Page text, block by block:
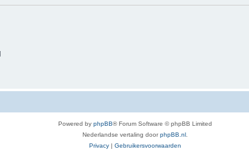
Powered by phpBB® Forum Software © phpBB Limited
Nederlandse vertaling doorphpBB.nl
Privacy | Gebruikersvoorwaarden